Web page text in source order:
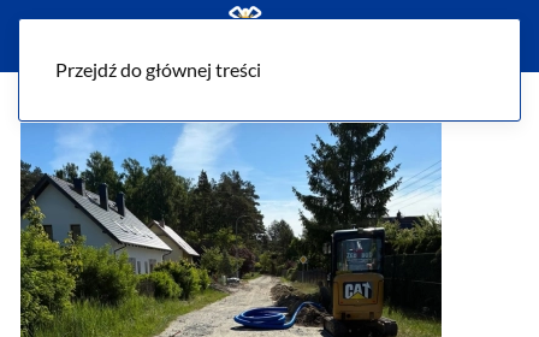
Przejdź do głównej treści